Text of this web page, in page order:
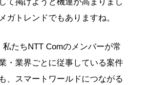
ガトレンドでもありますね。
私たちNTT Comのメンバーが常
・業界ごとに従事している案件
、スマートワールドにつながる